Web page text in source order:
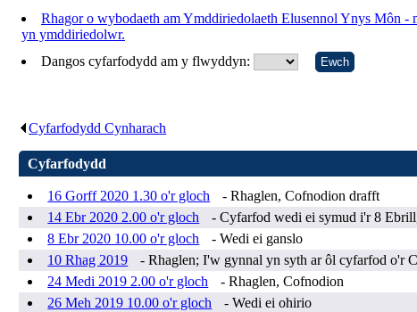
Rhagor o wybodaeth am Ymddiriedolaeth Elusennol Ynys Môn -
yn ymddiriedolwr.
Dangos cyfarfodydd am y flwyddyn:
Cyfarfodydd Cynharach
Cyfarfodydd
16 Gorff 2020 1.30 o'r gloch
- Rhaglen, Cofnodion drafft
14 Ebr 2020 2.00 o'r gloch
- Cyfarfod wedi ei symud i'r 8
8 Ebr 2020 10.00 o'r gloch
- Wedi ei ganslo
10 Rhag 2019
- Rhaglen; I'w gynnal yn syth ar ôl cyfarfod o'r
24 Medi 2019 2.00 o'r gloch
- Rhaglen, Cofnodion
26 Meh 2019 10.00 o'r gloch
- Wedi ei ohirio